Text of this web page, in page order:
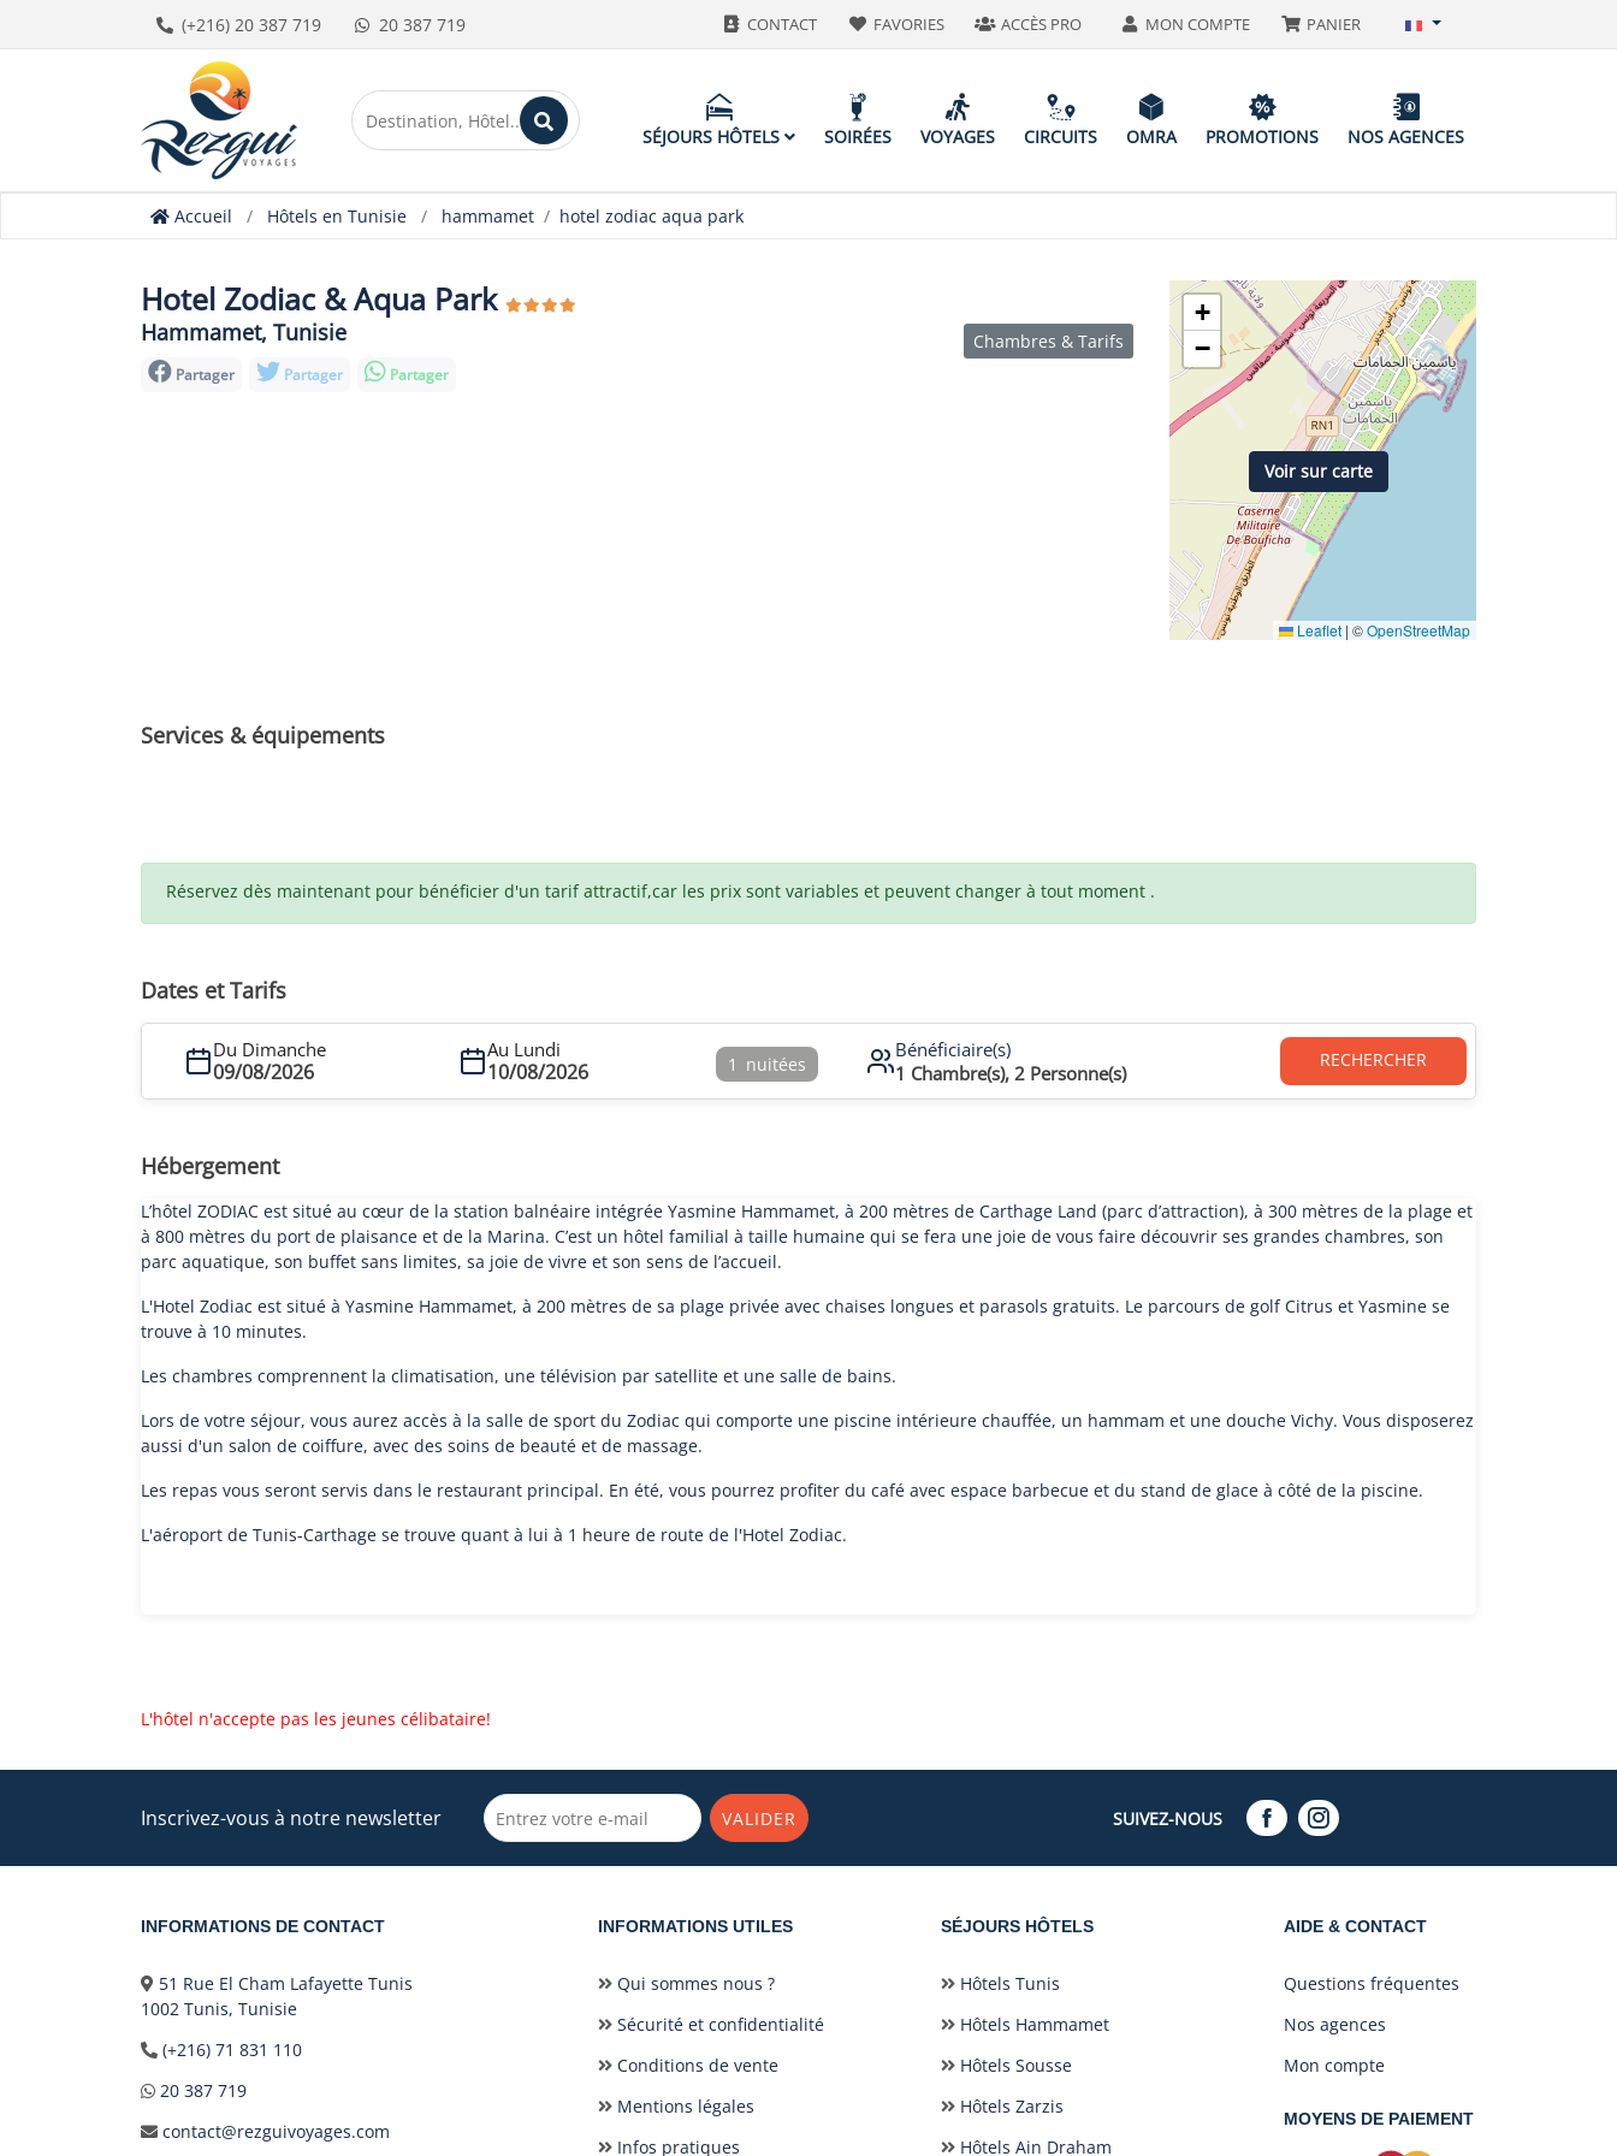
(+216) 20 387 719 20 387 719 CONTACT FAVORIES ACCÈS PRO MON COMPTE PANIER
SÉJOURS HÔTELS SOIRÉES VOYAGES CIRCUITS OMRA PROMOTIONS NOS AGENCES
Accueil Hôtels en Tunisie hammamet hotel zodiac aqua park
Hotel Zodiac & Aqua Park
Hammamet, Tunisie
Partager Partager Partager
Chambres & Tarifs
+
−
Leaflet | ©OpenStreetMap
Voir sur carte
Services & équipements
Réservez dès maintenant pour bénéficier d'un tarif attractif,car les prix sont variables et peuvent changer à tout moment .
Dates et Tarifs
Du Dimanche
09/08/2026
Au Lundi
10/08/2026 1 nuitées
Bénéficiaire(s)
1 Chambre(s), 2 Personne(s)
RECHERCHER
Hébergement
L’hôtel ZODIAC est situé au cœur de la station balnéaire intégrée Yasmine Hammamet, à 200 mètres de Carthage Land (parc d’attraction), à 300 mètres de la plage et
à 800 mètres du port de plaisance et de la Marina. C’est un hôtel familial à taille humaine qui se fera une joie de vous faire découvrir ses grandes chambres, son
parc aquatique, son buffet sans limites, sa joie de vivre et son sens de l’accueil.
L'Hotel Zodiac est situé à Yasmine Hammamet, à 200 mètres de sa plage privée avec chaises longues et parasols gratuits. Le parcours de golf Citrus et Yasmine se
trouve à 10 minutes.
Les chambres comprennent la climatisation, une télévision par satellite et une salle de bains.
Lors de votre séjour, vous aurez accès à la salle de sport du Zodiac qui comporte une piscine intérieure chauffée, un hammam et une douche Vichy. Vous disposerez
aussi d'un salon de coiffure, avec des soins de beauté et de massage.
Les repas vous seront servis dans le restaurant principal. En été, vous pourrez profiter du café avec espace barbecue et du stand de glace à côté de la piscine.
L'aéroport de Tunis-Carthage se trouve quant à lui à 1 heure de route de l'Hotel Zodiac.
L'hôtel n'accepte pas les jeunes célibataire!
Inscrivez-vous à notre newsletter VALIDER SUIVEZ-NOUS
INFORMATIONS DE CONTACT
51 Rue El Cham Lafayette Tunis
1002 Tunis, Tunisie
(+216) 71 831 110
20 387 719
contact@rezguivoyages.com
INFORMATIONS UTILES
Qui sommes nous ?
Sécurité et confidentialité
Conditions de vente
Mentions légales
Infos pratiques
SÉJOURS HÔTELS
Hôtels Tunis
Hôtels Hammamet
Hôtels Sousse
Hôtels Zarzis
Hôtels Ain Draham
AIDE & CONTACT
Questions fréquentes
Nos agences
Mon compte
MOYENS DE PAIEMENT